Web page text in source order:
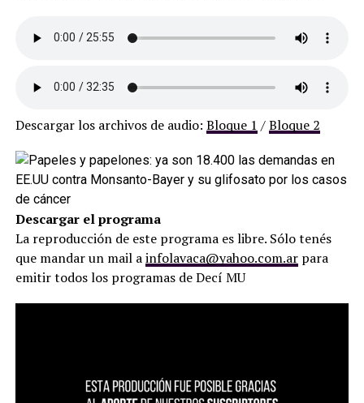
Descargar los archivos de audio: Bloque 1 /Bloque 2
Descargar el programa
La reproducción de este programa es libre. Sólo tenés
que mandar un mail ainfolavaca@yahoo.com.arpara
emitir todos los programas de Decí MU